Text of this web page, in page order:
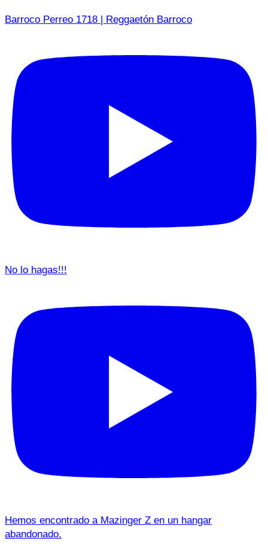
Barroco Perreo 1718 | Reggaetón Barroco
No lo hagas!!!
Hemos encontrado a Mazinger Z en un hangar
abandonado.